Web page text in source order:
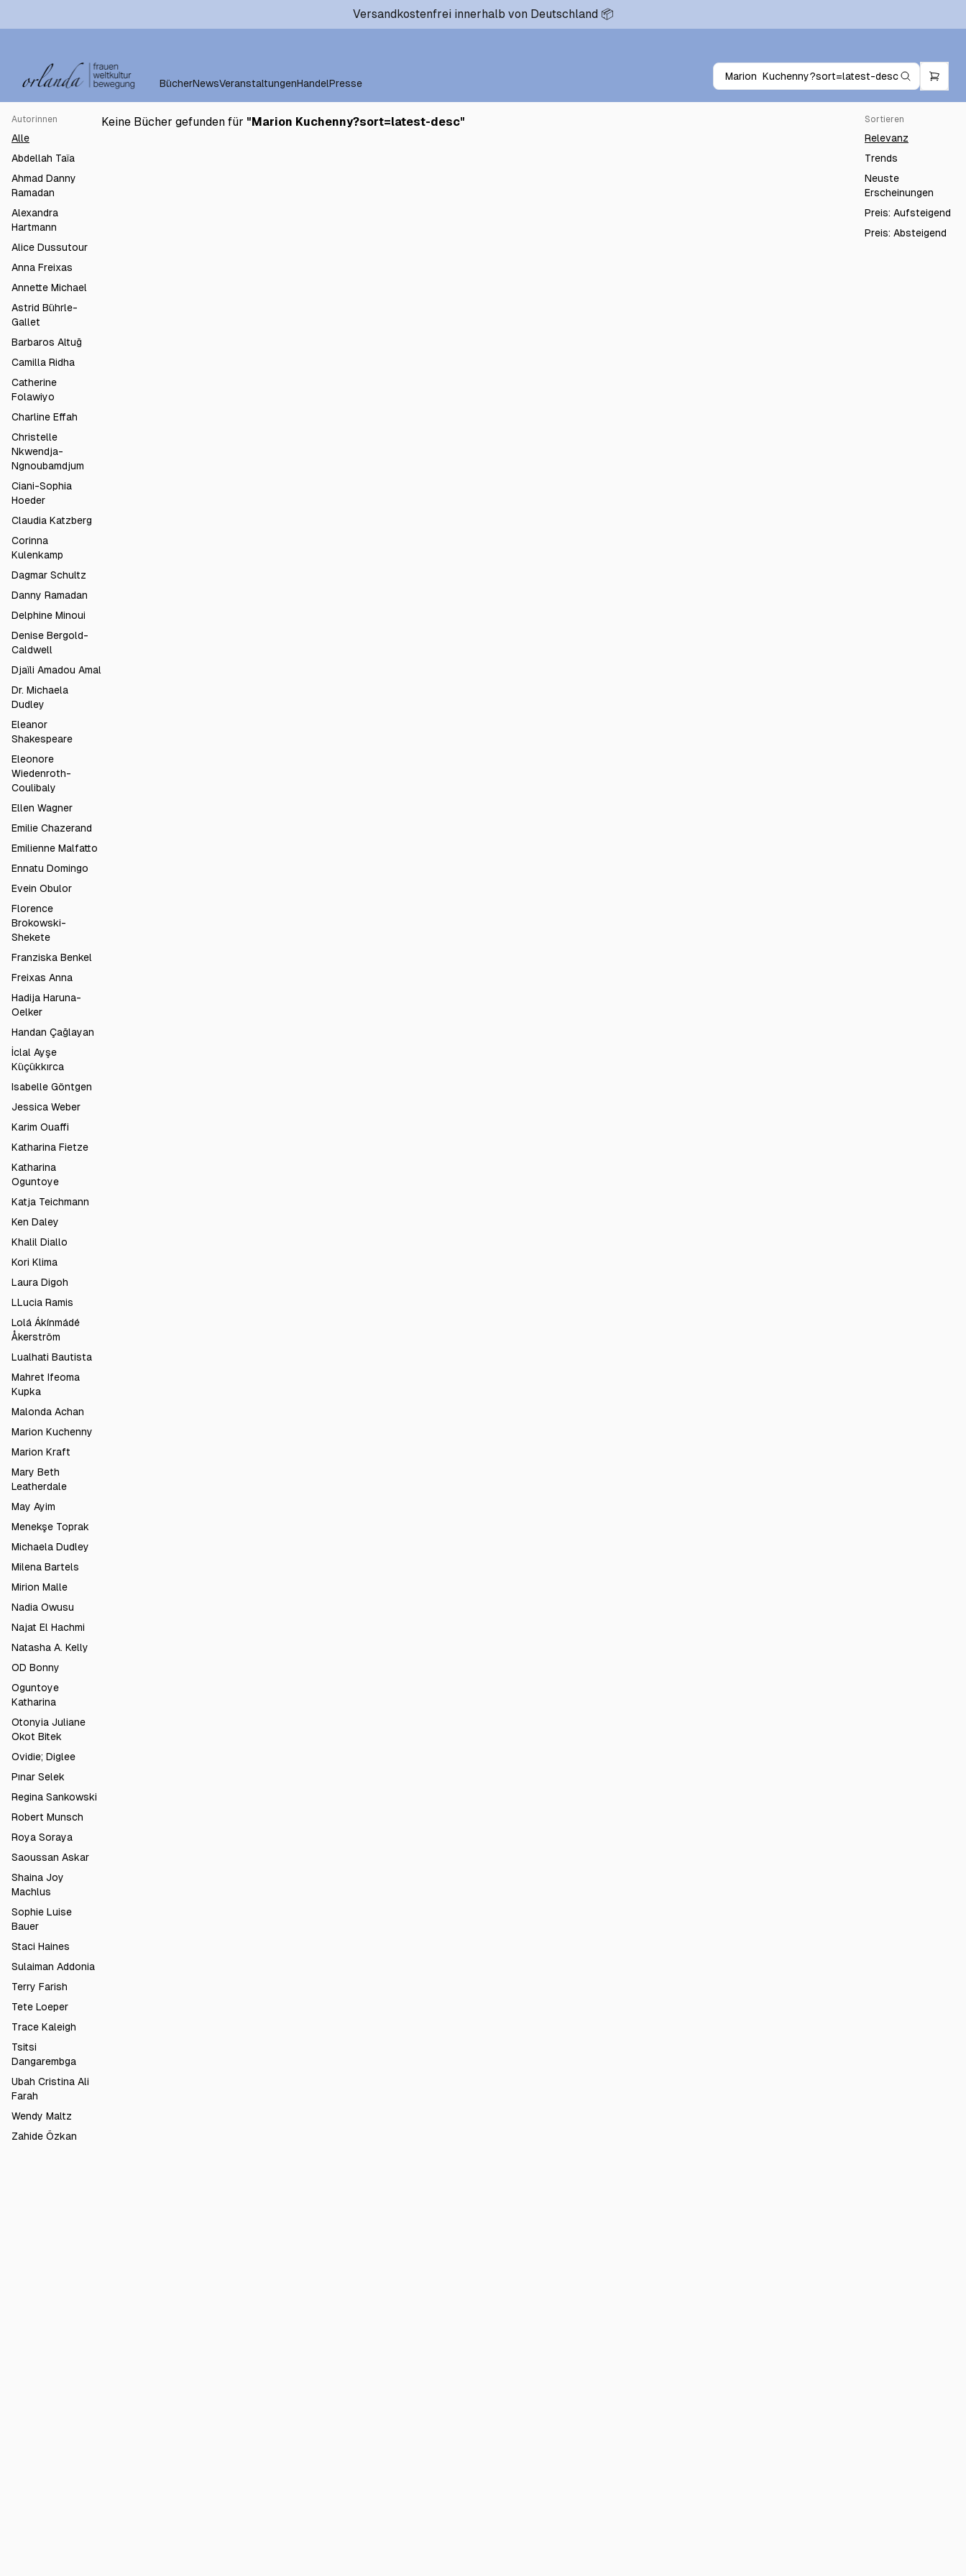
Versandkostenfrei innerhalb von Deutschland 📦
BücherNewsVeranstaltungenHandelPresse
Autorinnen
Alle
Abdellah Taïa
Ahmad Danny
Ramadan
Alexandra
Hartmann
Alice Dussutour
Anna Freixas
Annette Michael
Astrid Bührle-
Gallet
Barbaros Altuğ
Camilla Ridha
Catherine
Folawiyo
Charline Effah
Christelle
Nkwendja-
Ngnoubamdjum
Ciani-Sophia
Hoeder
Claudia Katzberg
Corinna
Kulenkamp
Dagmar Schultz
Danny Ramadan
Delphine Minoui
Denise Bergold-
Caldwell
Djaïli Amadou Amal
Dr. Michaela
Dudley
Eleanor
Shakespeare
Eleonore
Wiedenroth-
Coulibaly
Ellen Wagner
Emilie Chazerand
Emilienne Malfatto
Ennatu Domingo
Evein Obulor
Florence
Brokowski-
Shekete
Franziska Benkel
Freixas Anna
Hadija Haruna-
Oelker
Handan Çağlayan
İclal Ayşe
Küçükkırca
Isabelle Göntgen
Jessica Weber
Karim Ouaffi
Katharina Fietze
Katharina
Oguntoye
Katja Teichmann
Ken Daley
Khalil Diallo
Kori Klima
Laura Digoh
LLucia Ramis
Lolá Ákínmádé
Åkerström
Lualhati Bautista
Mahret Ifeoma
Kupka
Malonda Achan
Marion Kuchenny
Marion Kraft
Mary Beth
Leatherdale
May Ayim
Menekşe Toprak
Michaela Dudley
Milena Bartels
Mirion Malle
Nadia Owusu
Najat El Hachmi
Natasha A. Kelly
OD Bonny
Oguntoye
Katharina
Otonyia Juliane
Okot Bitek
Ovidie; Diglee
Pınar Selek
Regina Sankowski
Robert Munsch
Roya Soraya
Saoussan Askar
Shaina Joy
Machlus
Sophie Luise
Bauer
Staci Haines
Sulaiman Addonia
Terry Farish
Tete Loeper
Trace Kaleigh
Tsitsi
Dangarembga
Ubah Cristina Ali
Farah
Wendy Maltz
Zahide Özkan
Keine Bücher gefunden für "Marion Kuchenny?sort=latest-desc" Sortieren
Relevanz
Trends
Neuste
Erscheinungen
Preis: Aufsteigend
Preis: Absteigend